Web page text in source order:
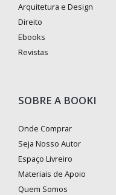
Arquitetura e Design
Direito
Ebooks
Revistas
SOBRE A BOOKI
Onde Comprar
Seja Nosso Autor
Espaço Livreiro
Materiais de Apoio
Quem Somos